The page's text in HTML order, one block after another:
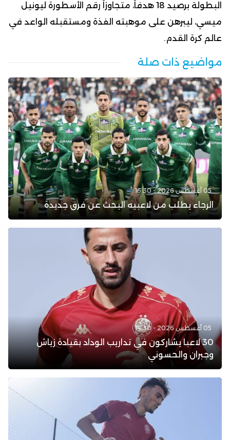
البطولة برصيد 18 هدفاً، متجاوزاً رقم الأسطورة ليونيل
ميسي، ليبرهن على موهبته الفذة ومستقبله الواعد في
عالم كرة القدم.
مواضيع ذات صلة
05 أغسطس 2026 - 16:30
الرجاء يطلب من لاعبيه البحث عن فرق جديدة
05 أغسطس 2026 - 14:30
30 لاعبا يشاركون في تداريب الوداد بقيادة زياش
وجبران والحسوني